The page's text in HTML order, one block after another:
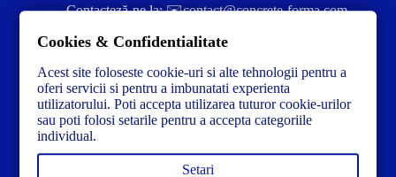
Contacteză-ne la:✉️contact@concrete-forma.com
Cookies & Confidentialitate
Acest site foloseste cookie-uri si alte tehnologii pentru a
oferi servicii si pentru a imbunatati experienta
utilizatorului. Poti accepta utilizarea tuturor cookie-urilor
sau poti folosi setarile pentru a accepta categoriile
individual.
Setari